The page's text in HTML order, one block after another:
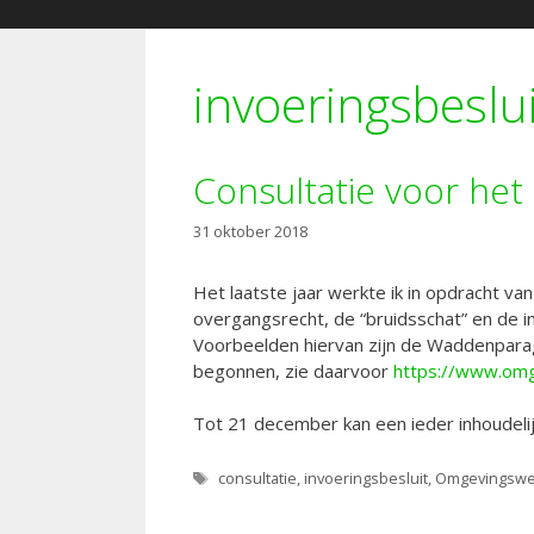
Consultatie voor
31 oktober 2018
Het laatste jaar werkte ik in opdracht
overgangsrecht, de “bruidsschat” en de
Voorbeelden hiervan zijn de
begonnen, zie daarvoor https://
Tot 21 december kan een ieder
Tags
consultatie, invoeringsbesluit,